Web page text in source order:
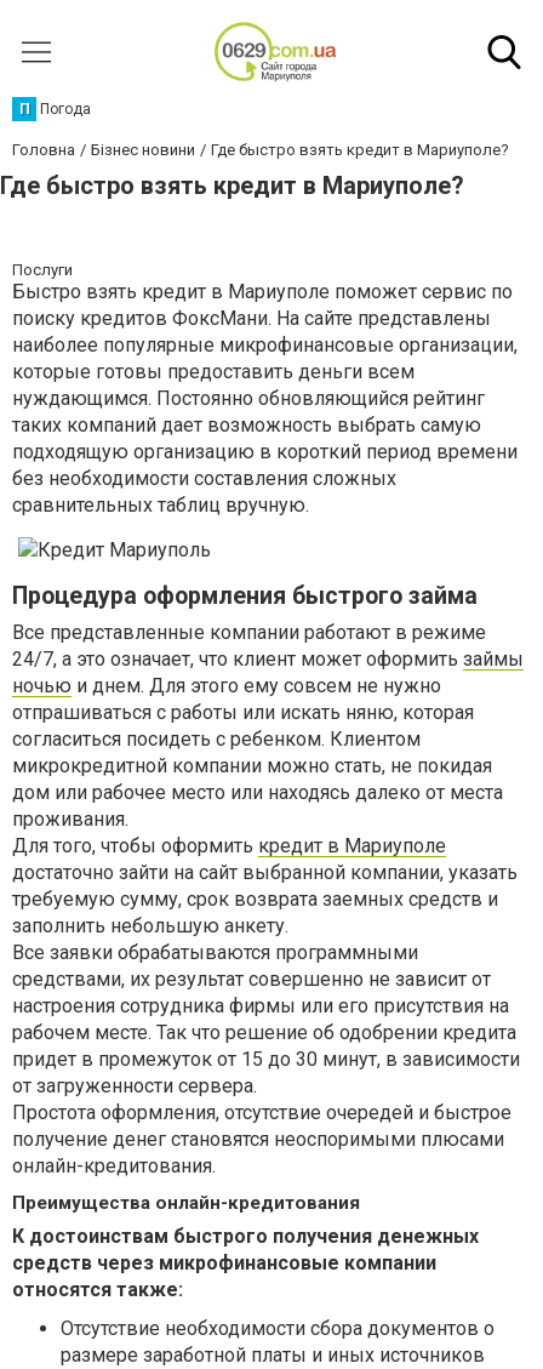
П Погода
Головна Бізнес новини Где быстро взять кредит в Мариуполе?
Где быстро взять кредит в Мариуполе?
Послуги
Быстро взять кредит в Мариуполе поможет сервис по
поиску кредитов ФоксМани. На сайте представлены
наиболее популярные микрофинансовые организации,
которые готовы предоставить деньги всем
нуждающимся. Постоянно обновляющийся рейтинг
таких компаний дает возможность выбрать самую
подходящую организацию в короткий период времени
без необходимости составления сложных
сравнительных таблиц вручную.
Процедура оформления быстрого займа
Все представленные компании работают в режиме
24/7, а это означает, что клиент может оформить займы
ночью и днем. Для этого ему совсем не нужно
отпрашиваться с работы или искать няню, которая
согласиться посидеть с ребенком. Клиентом
микрокредитной компании можно стать, не покидая
дом или рабочее место или находясь далеко от места
проживания.
Для того, чтобы оформить кредит в Мариуполе
достаточно зайти на сайт выбранной компании, указать
требуемую сумму, срок возврата заемных средств и
заполнить небольшую анкету.
Все заявки обрабатываются программными
средствами, их результат совершенно не зависит от
настроения сотрудника фирмы или его присутствия на
рабочем месте. Так что решение об одобрении кредита
придет в промежуток от 15 до 30 минут, в зависимости
от загруженности сервера.
Простота оформления, отсутствие очередей и быстрое
получение денег становятся неоспоримыми плюсами
онлайн-кредитования.
Преимущества онлайн-кредитования
К достоинствам быстрого получения денежных
средств через микрофинансовые компании
относятся также:
Отсутствие необходимости сбора документов о
размере заработной платы и иных источников